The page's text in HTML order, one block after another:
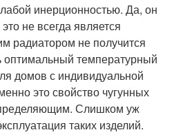
инерционностью. Да, он
не всегда является
радиатором не получится
оптимальный температурный
домов с индивидуальной
это свойство чугунных
Слишком уж
таких изделий.